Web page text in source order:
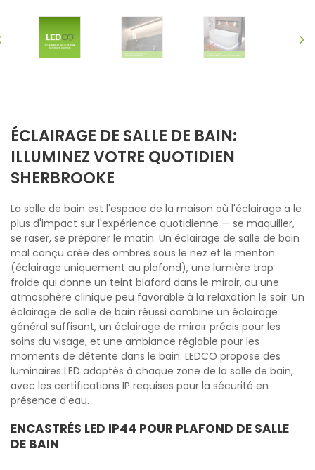
ÉCLAIRAGE DE SALLE DE BAIN:
ILLUMINEZ VOTRE QUOTIDIEN
SHERBROOKE
La salle de bain est l'espace de la maison où l'éclairage a le
plus d'impact sur l'expérience quotidienne — se maquiller,
se raser, se préparer le matin. Un éclairage de salle de bain
mal conçu crée des ombres sous le nez et le menton
(éclairage uniquement au plafond), une lumière trop
froide qui donne un teint blafard dans le miroir, ou une
atmosphère clinique peu favorable à la relaxation le soir. Un
éclairage de salle de bain réussi combine un éclairage
général suffisant, un éclairage de miroir précis pour les
soins du visage, et une ambiance réglable pour les
moments de détente dans le bain. LEDCO propose des
luminaires LED adaptés à chaque zone de la salle de bain,
avec les certifications IP requises pour la sécurité en
présence d'eau.
ENCASTRÉS LED IP44 POUR PLAFOND DE SALLE
DE BAIN